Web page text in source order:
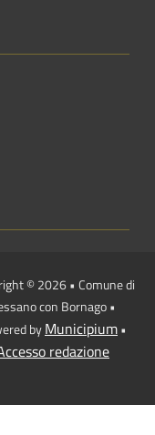
© 2026 • Comune di
con Bornago •
byMunicipium•
redazione